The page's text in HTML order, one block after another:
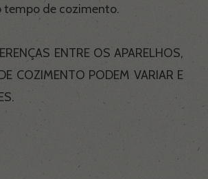
tempo de cozimento.
ENTRE OS APARELHOS,
COZIMENTO PODEM VARIAR E